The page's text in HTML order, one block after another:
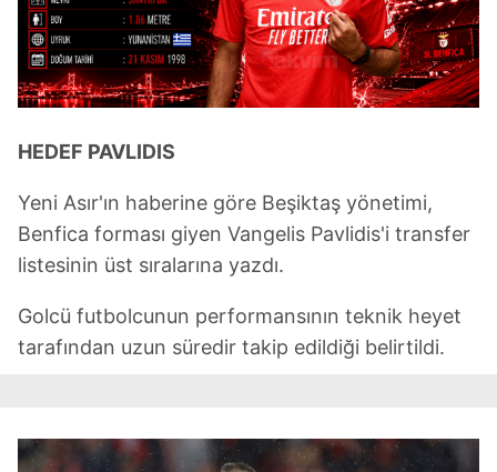
HEDEF PAVLIDIS
Yeni Asır'ın haberine göre Beşiktaş yönetimi,
Benfica forması giyen Vangelis Pavlidis'i transfer
listesinin üst sıralarına yazdı.
Golcü futbolcunun performansının teknik heyet
tarafından uzun süredir takip edildiği belirtildi.